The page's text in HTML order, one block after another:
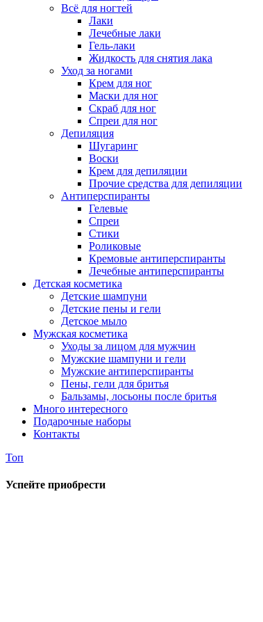
Всё для ногтей
Лаки
Лечебные лаки
Гель-лаки
Жидкость для снятия лака
Уход за ногами
Крем для ног
Маски для ног
Скраб для ног
Спреи для ног
Депиляция
Шугаринг
Воски
Крем для депиляции
Прочие средства для депиляции
Антиперспиранты
Гелевые
Спреи
Стики
Роликовые
Кремовые антиперспиранты
Лечебные антиперспиранты
Детская косметика
Детские шампуни
Детские пены и гели
Детское мыло
Мужская косметика
Уходы за лицом для мужчин
Мужские шампуни и гели
Мужские антиперспиранты
Пены, гели для бритья
Бальзамы, лосьоны после бритья
Много интересного
Подарочные наборы
Контакты
Топ
Успейте приобрести